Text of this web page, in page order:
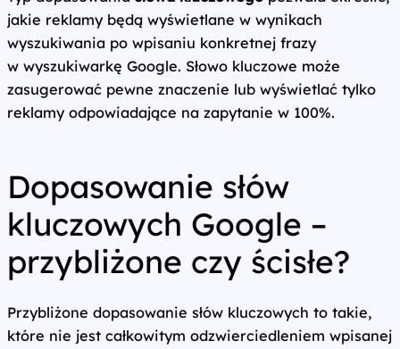
jakie reklamy będą wyświetlane w wynikach
wyszukiwania po wpisaniu konkretnej frazy
w wyszukiwarkę Google. Słowo kluczowe może
zasugerować pewne znaczenie lub wyświetlać tylko
reklamy odpowiadające na zapytanie w 100%.
Dopasowanie słów
kluczowych Google –
przybliżone czy ścisłe?
Przybliżone dopasowanie słów kluczowych to takie,
które nie jest całkowitym odzwierciedleniem wpisanej